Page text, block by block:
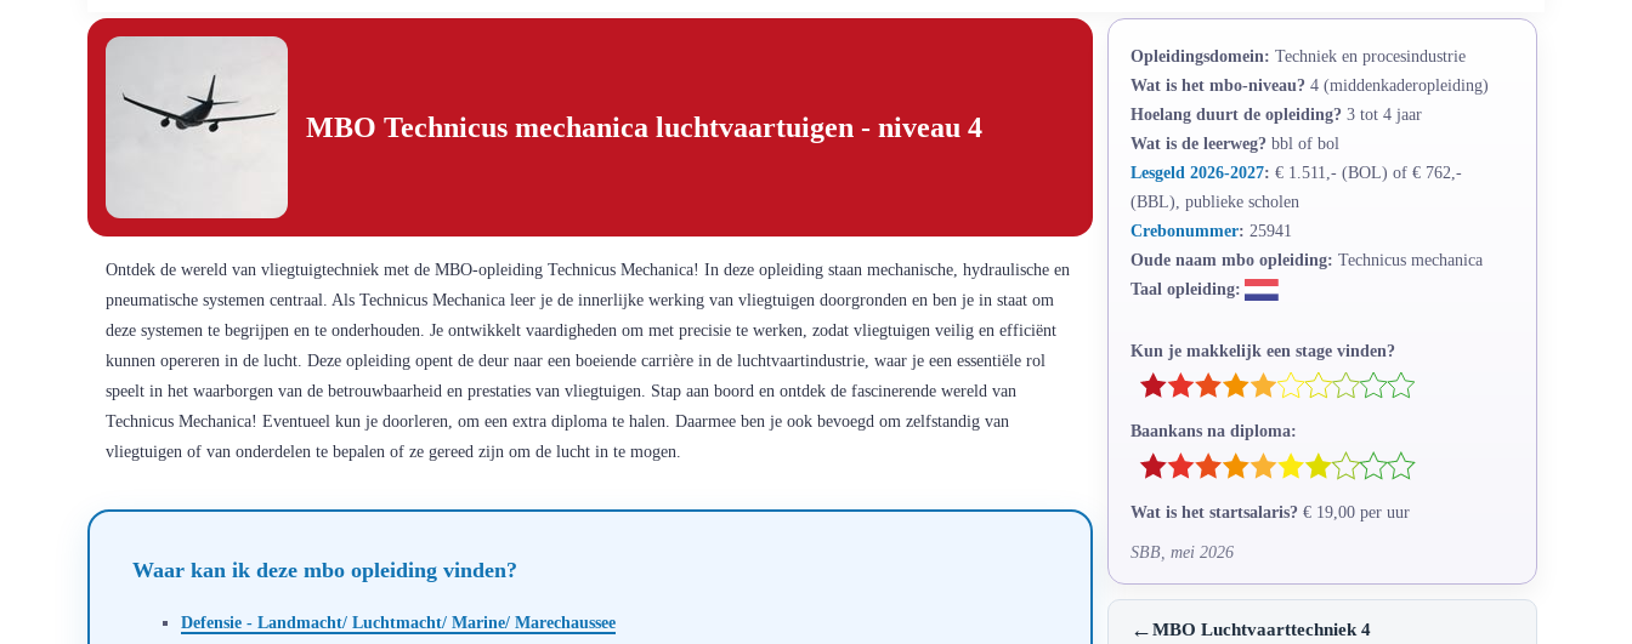
MBO Technicus mechanica luchtvaartuigen - niveau 4
Ontdek de wereld van vliegtuigtechniek met de MBO-opleiding Technicus Mechanica! In deze opleiding staan mechanische, hydraulische en
pneumatische systemen centraal. Als Technicus Mechanica leer je de innerlijke werking van vliegtuigen doorgronden en ben je in staat om
deze systemen te begrijpen en te onderhouden. Je ontwikkelt vaardigheden om met precisie te werken, zodat vliegtuigen veilig en efficiënt
kunnen opereren in de lucht. Deze opleiding opent de deur naar een boeiende carrière in de luchtvaartindustrie, waar je een essentiële rol
speelt in het waarborgen van de betrouwbaarheid en prestaties van vliegtuigen. Stap aan boord en ontdek de fascinerende wereld van
Technicus Mechanica! Eventueel kun je doorleren, om een extra diploma te halen. Daarmee ben je ook bevoegd om zelfstandig van
vliegtuigen of van onderdelen te bepalen of ze gereed zijn om de lucht in te mogen.
Waar kan ik deze mbo opleiding vinden?
Defensie - Landmacht/ Luchtmacht/ Marine/ Marechaussee
Opleidingsdomein: Techniek en procesindustrie
Wat is het mbo-niveau? 4 (middenkaderopleiding)
Hoelang duurt de opleiding? 3 tot 4 jaar
Wat is de leerweg? bbl of bol
Lesgeld 2026-2027: € 1.511,- (BOL) of € 762,-
(BBL), publieke scholen
Crebonummer: 25941
Oude naam mbo opleiding: Technicus mechanica
Taal opleiding:
Kun je makkelijk een stage vinden?
Baankans na diploma:
Wat is het startsalaris? € 19,00 per uur
SBB, mei 2026
←MBO Luchtvaarttechniek 4